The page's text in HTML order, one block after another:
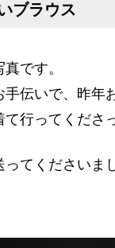
ブラウス
です。
手伝いで、昨年
行ってくださ
てくださいま